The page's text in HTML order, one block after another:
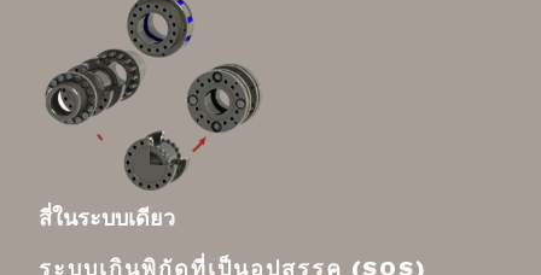
สี่ในระบบเดียว
ระบบเกินพิกัดที่เป็นอุปสรรค (SOS)